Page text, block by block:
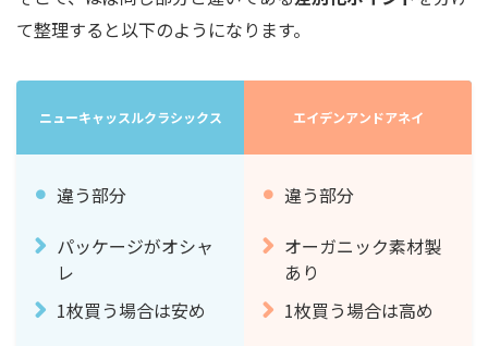
て整理すると以下のようになります。
ニューキャッスルクラシックス エイデンアンドアネイ
違う部分
パッケージがオシャ
レ
1枚買う場合は安め
違う部分
オーガニック素材製
あり
1枚買う場合は高め